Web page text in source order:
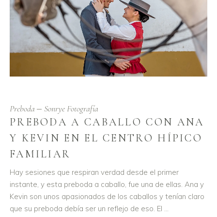
Preboda Sonrye Fotografía
PREBODA A CABALLO CON ANA
Y KEVIN EN EL CENTRO HÍPICO
FAMILIAR
Hay sesiones que respiran verdad desde el primer
instante, y esta preboda a caballo, fue una de ellas. Ana y
Kevin son unos apasionados de los caballos y tenían claro
que su preboda debía ser un reflejo de eso. El